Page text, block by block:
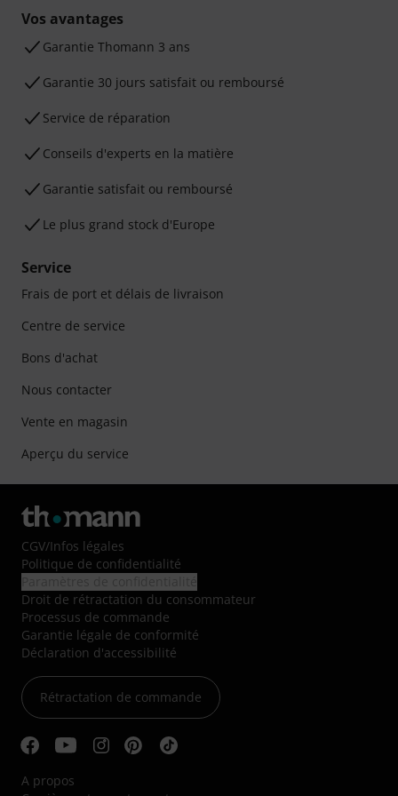
Vos avantages
Ga­ran­tie Thomann 3 ans
Garantie 30 jours satisfait ou remboursé
Service de réparation
Conseils d'experts en la matière
Garantie satisfait ou remboursé
Le plus grand stock d'Europe
Service
Frais de port et délais de livraison
Centre de service
Bons d'achat
Nous contacter
Vente en magasin
Aperçu du service
CGV/Infos légales
Politique de confidentialité
Droit de rétractation du consommateur
Processus de commande
Garantie légale de conformité
Déclaration d'accessibilité
Rétractation de commande
A propos